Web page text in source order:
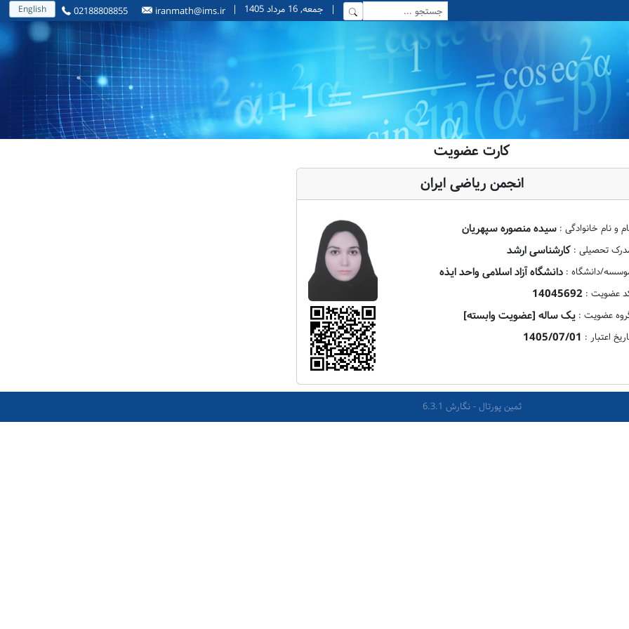
English 02188808855 iranmath@ims.ir | جمعه, 16 مرداد 1405 |
کارت عضویت
انجمن ریاضی ایران
و نام خانوادگی : سیده منصوره سپهریان
تحصیلی : کارشناسی ارشد
دانشگاه : دانشگاه آزاد اسلامی واحد ایذه
عضویت : 14045692
عضویت : یک ساله [عضویت وابسته]
اعتبار : 1405/07/01
ثمین پورتال - نگارش 6.3.1